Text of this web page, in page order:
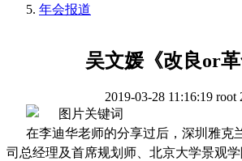
年会报道
吴文媛《改良or革
2019-03-28 11:16:19 root
在李迪华老师的分享过后，深圳雅克
司总经理及首席规划师、北京大学景观